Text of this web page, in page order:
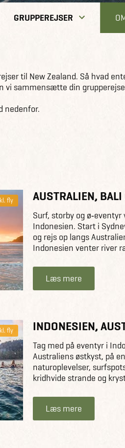
GRUPPEREJSER
til New Zealand. Så hvad
vi sammensætte din
nedenfor.
fly AUSTRALIEN,
Surf, storby og
Indonesien. Start i
og rejs op langs
Indonesien venter river
Læs mere
fly INDONESIEN,
Tag med på eventyr i
Australiens østkyst, på
naturoplevelser,
kridhvide strande og
Læs mere